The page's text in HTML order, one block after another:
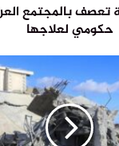
تعصف بالمجتمع
حكومي لعلاجها